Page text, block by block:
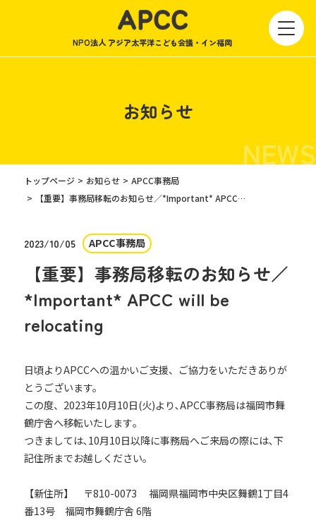
NPO法人 アジア太平洋こども会議・イン福岡
お知らせ
NEWS
トップページ お知らせ
APCC事務局
【重要】事務局移転のお知らせ／*Important* APCC will be relocating
2023/10/05 APCC事務局
【重要】事務局移転のお知らせ／
*Important* APCC will be
relocating
日頃よりAPCCへの温かいご支援、ご協力をいただきありが
とうございます。
この度、2023年10月10日(火)より､APCC事務局は福岡市舞
鶴庁舎へ移転いたします｡
つきましては､10月10日以降に事務局へご来局の際には､下
記住所までお越しください｡
【新住所】 〒810-0073 福岡県福岡市中央区舞鶴1丁目4
番13号 福岡市舞鶴庁舎 6階